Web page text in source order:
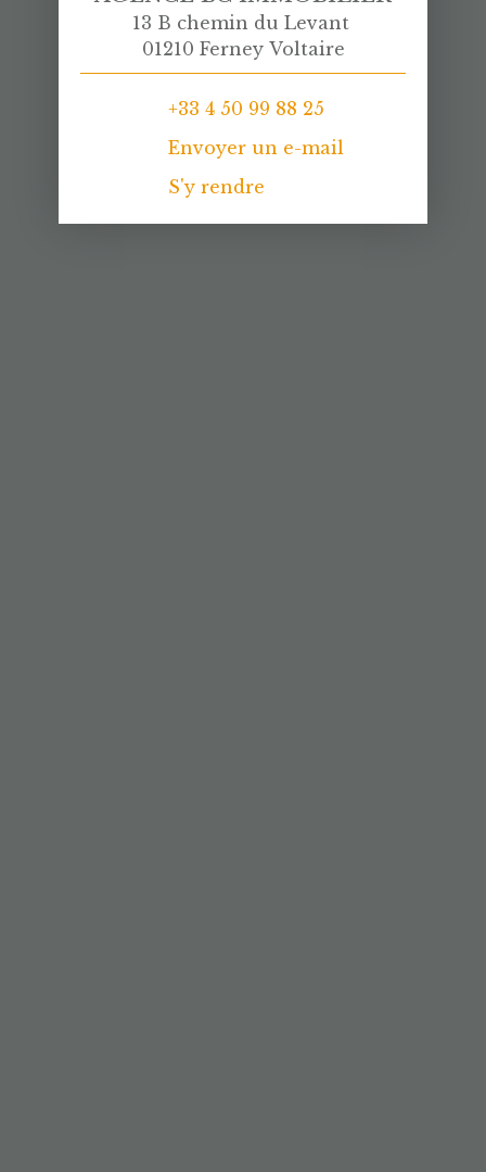
13 B chemin du Levant
01210 Ferney Voltaire
+33 4 50 99 88 25
Envoyer un e-mail
S'y rendre